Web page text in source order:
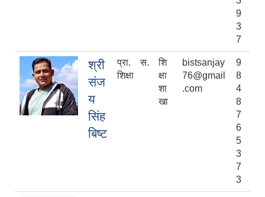
9
3
7
श्री
संज
य
सिंह
बिष्ट
प्रा. स.
शिक्षा
शि
क्षा
शा
खा
bistsanjay
76@gmail
.com
9
8
4
8
7
6
5
3
7
3